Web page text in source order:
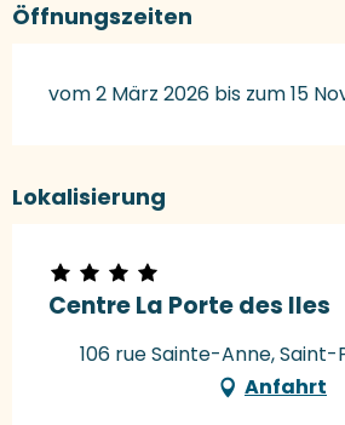
Öffnungszeiten
vom 2 März 2026 bis zum 15
Lokalisierung
Centre La Porte des Iles
106 rue Sainte-Anne,
Anfahrt